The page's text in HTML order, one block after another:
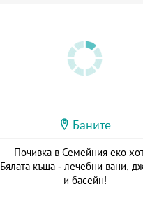
Баните
Почивка в Семейния еко
Бялата къща - лечебни вани,
и басейн!